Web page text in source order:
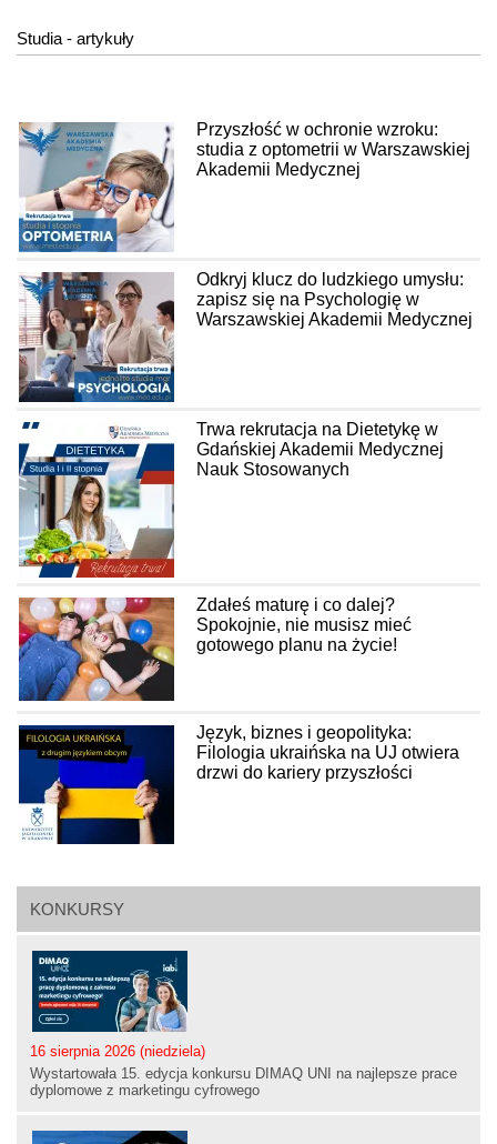
KONKURSY
16 sierpnia 2026 (niedziela)
Wystartowała 15. edycja konkursu DIMAQ UNI na najlepsze prace
dyplomowe z marketingu cyfrowego
Studia - artykuły
Przyszłość w ochronie wzroku:
studia z optometrii w Warszawskiej
Akademii Medycznej
Odkryj klucz do ludzkiego umysłu:
zapisz się na Psychologię w
Warszawskiej Akademii Medycznej
Trwa rekrutacja na Dietetykę w
Gdańskiej Akademii Medycznej
Nauk Stosowanych
Zdałeś maturę i co dalej?
Spokojnie, nie musisz mieć
gotowego planu na życie!
Język, biznes i geopolityka:
Filologia ukraińska na UJ otwiera
drzwi do kariery przyszłości